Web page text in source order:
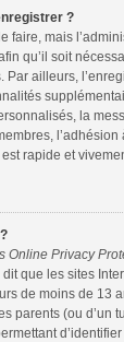
?
faire, mais
qu’il soit
Par ailleurs,
la
rapide et
Online Privacy
que les sites
de moins de 13
parents (ou d’un